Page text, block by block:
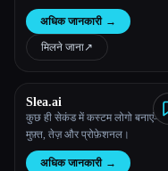
अधिक जानकारी →
मिलने जाना↗︎
Slea.ai
कुछ ही सेकंड में कस्टम लोगो बनाएं—
मुफ़्त, तेज़ और प्रोफ़ेशनल।
अधिक जानकारी →